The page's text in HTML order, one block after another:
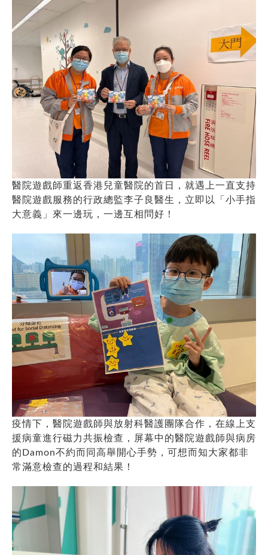
醫院遊戲師重返香港兒童醫院的首日，就遇上一直支持
醫院遊戲服務的行政總監李子良醫生，立即以「小手指
大意義」來一邊玩，一邊互相問好！
疫情下，醫院遊戲師與放射科醫護團隊合作，在線上支
援病童進行磁力共振檢查，屏幕中的醫院遊戲師與病房
的Damon不約而同高舉開心手勢，可想而知大家都非
常滿意檢查的過程和結果！